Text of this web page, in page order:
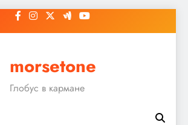
morsetone
Глобус в кармане